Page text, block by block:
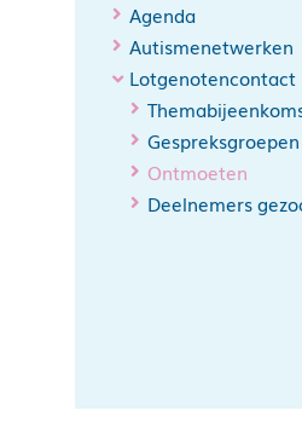
Agenda
Autismenetwerken
Lotgenotencontact
Gespreksgroepen
Ontmoeten
Deelnemers